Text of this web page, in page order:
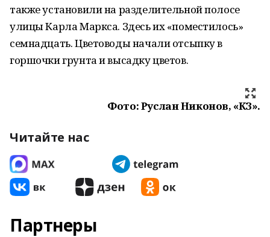
также установили на разделительной полосе
улицы Карла Маркса. Здесь их «поместилось»
семнадцать. Цветоводы начали отсыпку в
горшочки грунта и высадку цветов.
Фото: Руслан Никонов, «КЗ».
Читайте нас
Партнеры